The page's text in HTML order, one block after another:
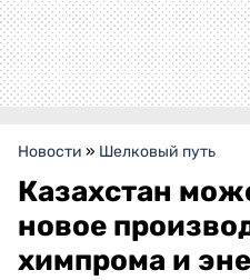
Новости » Шелковый путь
Казахстан
новое
химпрома и